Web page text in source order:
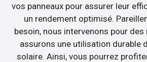
vos panneaux pour assurer leur
un rendement optimisé.
besoin, nous intervenons pour
assurons une utilisation durable
solaire. Ainsi, vous pourrez